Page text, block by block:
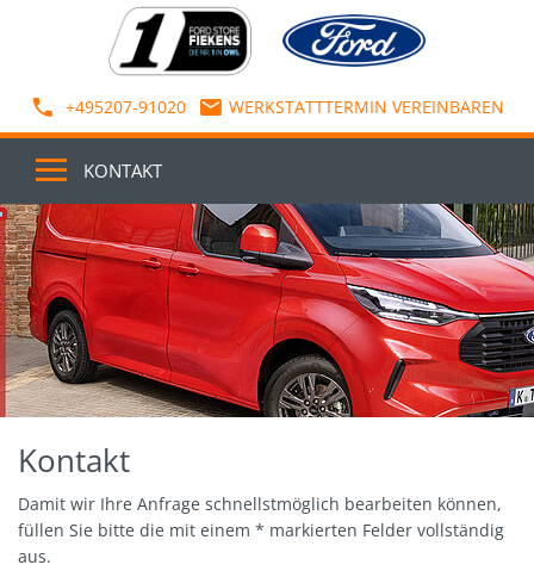
+495207-91020 WERKSTATTTERMIN VEREINBAREN
KONTAKT
Kontakt
Damit wir Ihre Anfrage schnellstmöglich bearbeiten können,
füllen Sie bitte die mit einem * markierten Felder vollständig
aus.